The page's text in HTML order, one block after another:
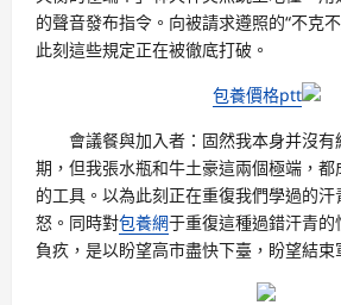
的聲音發布指令。向被請求遵照的“不克
此刻這些規定正在被徹底打破。
包養價格ptt
會議餐與加入者：固然我本身并沒
期，但我張水瓶和牛土豪這兩個極端，
的工具。以為此刻正在重復我們學過的
怒。同時對包養網于重復這種過錯汗青
負疚，是以盼望高市盡快下臺，盼望結束